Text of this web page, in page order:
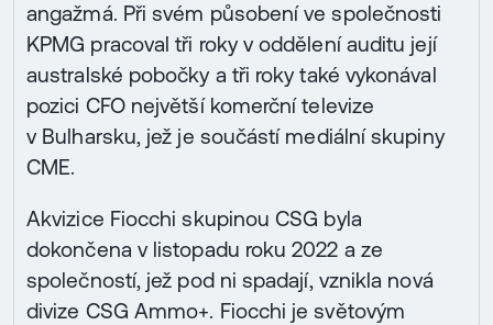
angažmá. Při svém působení ve společnosti
KPMG pracoval tři roky v oddělení auditu její
australské pobočky a tři roky také vykonával
pozici CFO největší komerční televize
v Bulharsku, jež je součástí mediální skupiny
CME.
Akvizice Fiocchi skupinou CSG byla
dokončena v listopadu roku 2022 a ze
společností, jež pod ni spadají, vznikla nová
divize CSG Ammo+. Fiocchi je světovým